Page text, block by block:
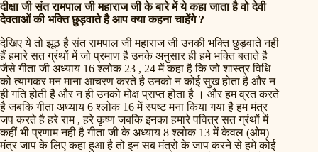
दीक्षा जी संत रामपाल जी महाराज जी के बारे में ये कहा जाता है वो देवी
देवताओं की भक्ति छुड़वाते है आप क्या कहना चाहेंगे ?
देखिए ये तो झूठ है संत रामपाल जी महाराज जी उनकी भक्ति छुड़वाते नही
हैं हमारे सत ग्रंथों में जो प्रमाण है उनके अनुसार ही हमे भक्ति बताते है
जैसे गीता जी अध्याय 16 श्लोक 23 , 24 में कहा है कि जो शास्त्र विधि
को त्यागकर मन माना आचरण करते है उनको न कोई सुख होता है और न
ही गति होती है और न ही उनको मोक्ष प्राप्त होता है । और हम व्रत करते
है जबकि गीता अध्याय 6 श्लोक 16 में स्पष्ट मना किया गया है हम मंत्र
जप करते है हरे राम , हरे कृष्ण जबकि इनका हमारे पवित्र सत ग्रंथों में
कहीं भी प्रणाम नही है गीता जी के अध्याय 8 श्लोक 13 में केवल (ओम)
मंत्र जाप के लिए कहा हुआ है तो इन सब मंत्रो के जाप करने से हमे कोई